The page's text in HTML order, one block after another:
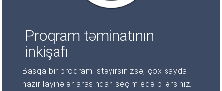
Proqram təminatının
inkişafı
Başqa bir proqram istəyirsinizsə, çox sayda
hazır layihələr arasından seçim edə bilərsiniz.